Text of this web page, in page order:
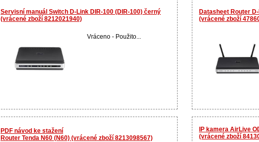
Servisní manuál Switch D-Link DIR-100 (DIR-100) černý
(vrácené zboží 8212021940)
Vráceno - Použito...
Datasheet Router
(vrácené zboží
PDF návod ke stažení
Router Tenda N60 (N60) (vrácené zboží 8213098567)
IP kamera AirLive
(vrácené zboží